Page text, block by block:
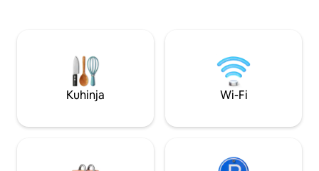
bogatoj prirodom i poviješću, koja je
savršena za ljubitelje planinarenja,
vodene sportove i upoznavanje s
za roštilj,
ispod kuće. Posteljina 8 EUR/krevet
Ručnici nisu
Kuhinja Wi-Fi